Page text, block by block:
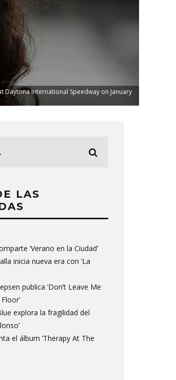
Daytona International Speedway on January
LAS
‘Verano en la Ciudad’
inicia nueva era con ‘La
publica ‘Don’t Leave Me
explora la fragilidad del
el álbum ‘Therapy At The